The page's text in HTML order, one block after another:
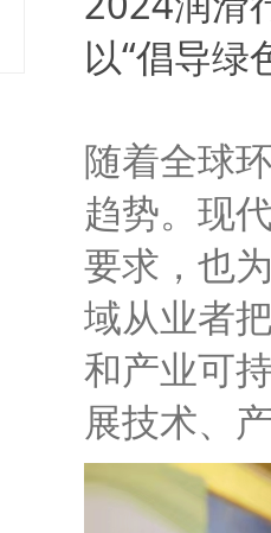
以“倡导绿
随着全球
趋势。现
要求，也
域从业者
和产业可
展技术、